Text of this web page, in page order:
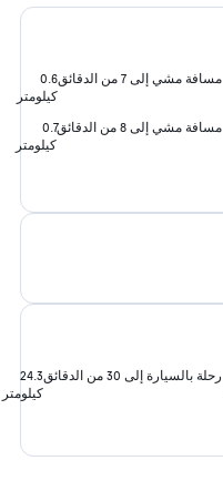
مسافة مشي إلى 7 من الدقائق
0.6
كيلومتر
مسافة مشي إلى 8 من الدقائق
0.7
كيلومتر
رحلة بالسيارة إلى 30 من الدقائق
24.3
كيلومتر